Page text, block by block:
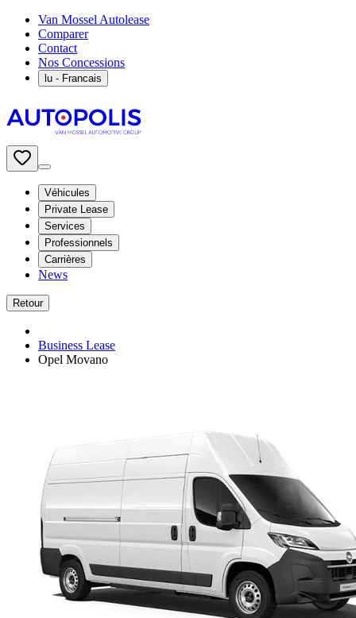
Van Mossel Autolease
Comparer
Contact
Nos Concessions
lu - Francais
Véhicules
Private Lease
Services
Professionnels
Carrières
News
Retour
Business Lease
Opel Movano